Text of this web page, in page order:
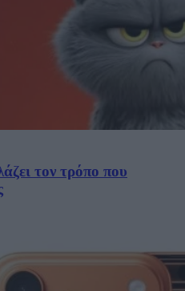
τον τρόπο που